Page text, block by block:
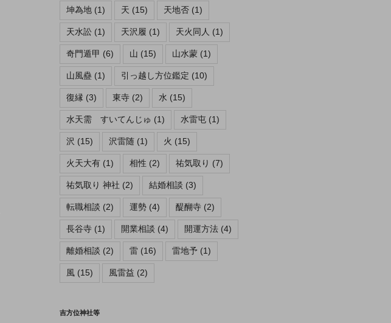
坤為地(1) 天 (15) 天地否(1)
天水訟(1) 天沢履 (1) 天火同人 (1)
奇門遁甲 (6) 山 (15) 山水蒙 (1)
山風蠱(1) 引っ越し方位鑑定 (10)
復縁 (3) 東寺(2) 水 (15)
水天需 すいてんじゅ (1) 水雷屯(1)
沢 (15) 沢雷随(1) 火 (15)
火天大有(1) 相性 (2) 祐気取り (7)
祐気取り 神社 (2) 結婚相談 (3)
転職相談 (2) 運勢(4) 醍醐寺(2)
長谷寺(1) 開業相談 (4) 開運方法(4)
離婚相談 (2) 雷(16) 雷地予(1)
風(15) 風雷益 (2)
吉方位神社等